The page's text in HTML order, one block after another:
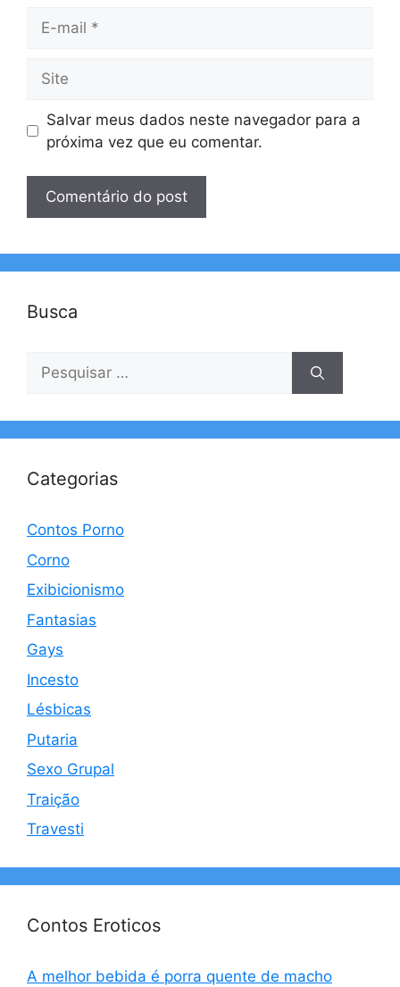
mail
Salvar meus dados neste navegador para a
próxima vez que eu comentar.
Busca
Pesquisar
Categorias
Contos Porno
Corno
Exibicionismo
Fantasias
Gays
Incesto
Lésbicas
Putaria
Sexo Grupal
Traição
Travesti
Contos Eroticos
A melhor bebida é porra quente de macho